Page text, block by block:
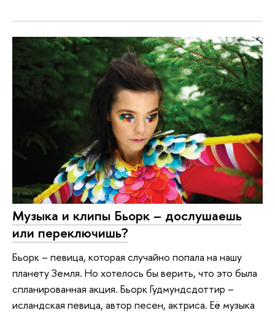
Музыка и клипы Бьорк – дослушаешь
или переключишь?
Бьорк – певица, которая случайно попала на нашу
планету Земля. Но хотелось бы верить, что это была
спланированная акция. Бьорк Гудмундсдоттир –
исландская певица, автор песен, актриса. Её музыка